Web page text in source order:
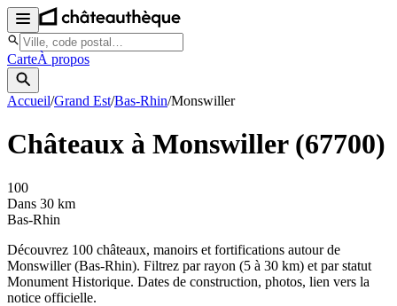
CarteÀ propos
Accueil/Grand Est/Bas-Rhin/Monswiller
Châteaux à Monswiller(67700)
100
Dans 30 km
Bas-Rhin
Découvrez 100 châteaux, manoirs et fortifications autour de
Monswiller(Bas-Rhin). Filtrez par rayon (5 à 30 km) et par statut
Monument Historique. Dates de construction, photos, lien vers la
notice officielle.